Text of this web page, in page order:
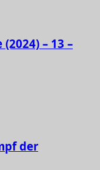
– 13 –
der